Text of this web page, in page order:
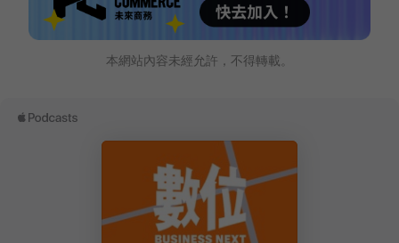
本網站內容未經允許，不得轉載。